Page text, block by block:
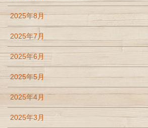
2025年8月
2025年7月
2025年6月
2025年5月
2025年4月
2025年3月